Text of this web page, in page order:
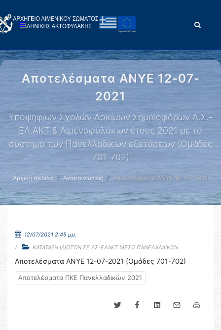
Αποτελέσματα ΑΝΥΕ 12-07-
2021
Yποψηφίων Σχολών Δοκίμων Σημαιοφόρων Λ.Σ.-
ΕΛ.ΑΚΤ & Λιμενοφυλάκων έτους 2021 με το
σύστημα των Πανελλαδικών εξετάσεων (Ομάδες
701-702)
Αρχική σελίδα Ανακοινώσεις Αποτελέσματα ΑΝΥΕ 12-07-2021
12/07/2021 2:45 μμ.
ΚΑΤΑΤΑΞΗ ΙΔΙΩΤΩΝ ΣΕ ΛΣ-ΕΛΑΚΤ ΜΕΣΩ ΠΑΝΕΛΛΑΔΙΚΩΝ
Αποτελέσματα ΑΝΥΕ 12-07-2021 (Ομάδες 701-702)
Αποτελέσματα ΠΚΕ Πανελλαδικών 2021